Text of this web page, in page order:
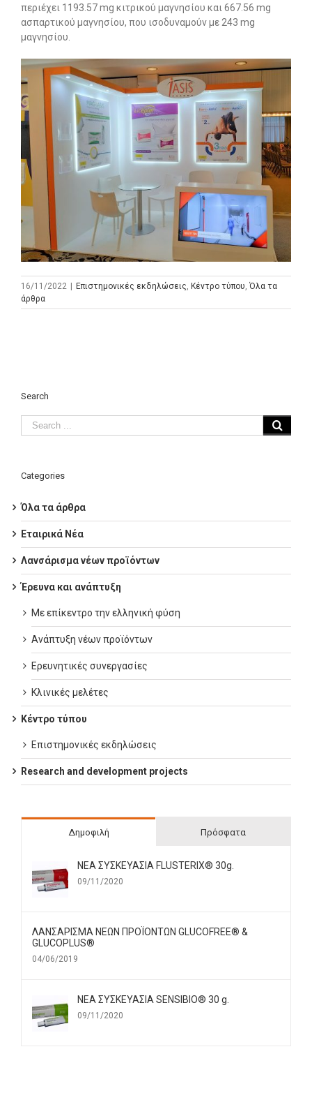
περιέχει 1193.57 mg κιτρικού μαγνησίου και 667.56 mg
ασπαρτικού μαγνησίου, που ισοδυναμούν με 243 mg
μαγνησίου.
16/11/2022 Επιστημονικές εκδηλώσεις, Κέντρο τύπου, Όλα τα
άρθρα
Search
Categories
Όλα τα άρθρα
Εταιρικά Νέα
Λανσάρισμα νέων προϊόντων
Έρευνα και ανάπτυξη
Με επίκεντρο την ελληνική φύση
Ανάπτυξη νέων προϊόντων
Ερευνητικές συνεργασίες
Κλινικές μελέτες
Κέντρο τύπου
Επιστημονικές εκδηλώσεις
Research and development projects
Δημοφιλή Πρόσφατα
ΝΕΑ ΣΥΣΚΕΥΑΣΙΑ FLUSTERIX® 30g.
09/11/2020
ΛΑΝΣΑΡΙΣΜΑ ΝΕΩΝ ΠΡΟΪΟΝΤΩΝ GLUCOFREE® &
GLUCOPLUS®
04/06/2019
ΝΕΑ ΣΥΣΚΕΥΑΣΙΑ SENSIBIO® 30 g.
09/11/2020